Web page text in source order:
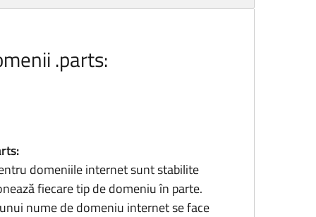
.parts:
domeniile internet sunt stabilite
fiecare tip de domeniu în parte.
nume de domeniu internet se face